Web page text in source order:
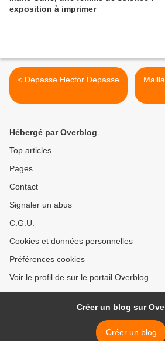
exposition à imprimer
< Depasse Hector Depasse
Hébergé par Overblog
Top articles
Pages
Contact
Signaler un abus
C.G.U.
Cookies et données personnelles
Préférences cookies
Voir le profil de sur le portail Overblog
Créer un blog sur
Créer un blog